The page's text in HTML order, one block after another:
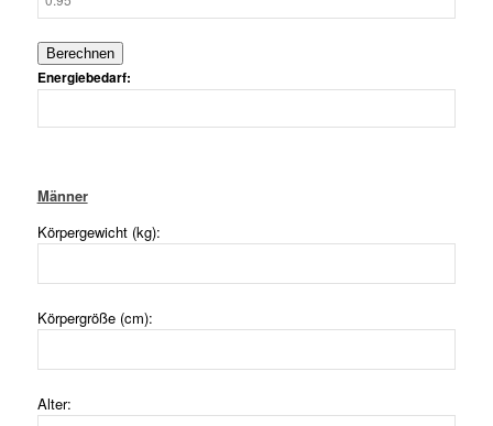
Energiebedarf:
Männer
Körpergewicht (kg):
Körpergröße (cm):
Alter: